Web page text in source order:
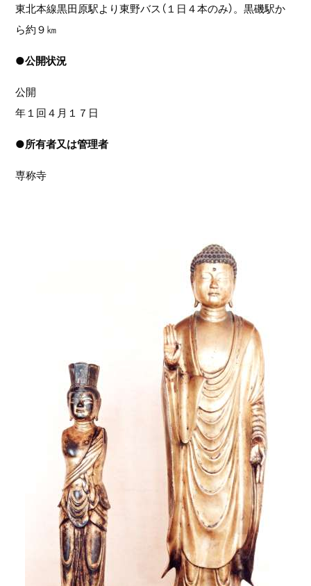
東北本線黒田原駅より東野バス（１日４本のみ）。黒磯駅か
ら約９㎞
●公開状況
公開
年１回４月１７日
●所有者又は管理者
専称寺